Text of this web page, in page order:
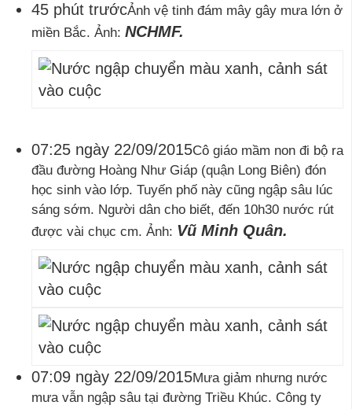
45 phút trướcẢnh vệ tinh đám mây gây mưa lớn ở
miền Bắc. Ảnh: NCHMF.
07:25 ngày 22/09/2015Cô giáo mầm non đi bộ ra
đầu đường Hoàng Như Giáp (quận Long Biên) đón
học sinh vào lớp. Tuyến phố này cũng ngập sâu lúc
sáng sớm. Người dân cho biết, đến 10h30 nước rút
được vài chục cm. Ảnh: Vũ Minh Quân.
07:09 ngày 22/09/2015Mưa giảm nhưng nước
mưa vẫn ngập sâu tại đường Triều Khúc. Công ty